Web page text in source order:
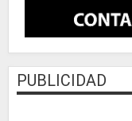
PUBLICIDAD